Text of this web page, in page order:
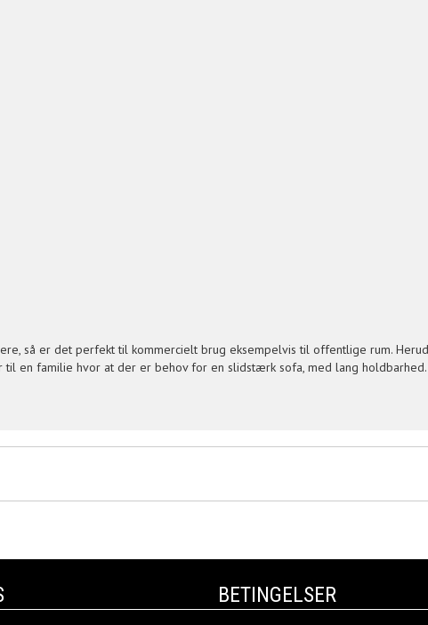
så er det perfekt til kommercielt brug eksempelvis til offentlige rum.
en familie hvor at der er behov for en slidstærk sofa, med lang holdbarhed.
BETINGELSER